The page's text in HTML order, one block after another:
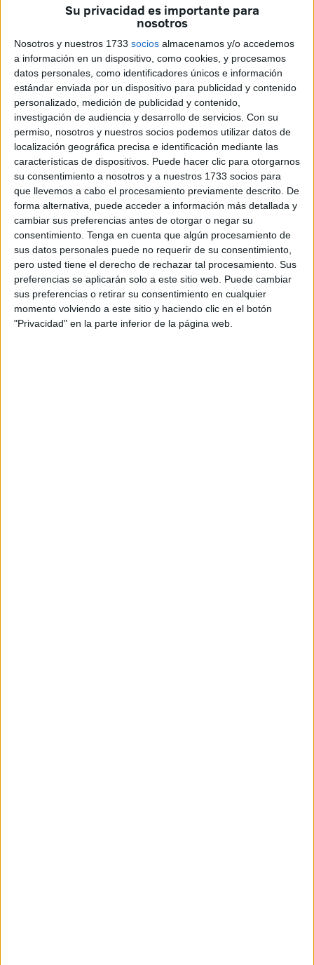
Su privacidad es importante para
nosotros
Nosotros y nuestros 1733 socios almacenamos y/o accedemos
a información en un dispositivo, como cookies, y procesamos
datos personales, como identificadores únicos e información
estándar enviada por un dispositivo para publicidad y contenido
personalizado, medición de publicidad y contenido,
investigación de audiencia y desarrollo de servicios. Con su
permiso, nosotros y nuestros socios podemos utilizar datos de
localización geográfica precisa e identificación mediante las
características de dispositivos. Puede hacer clic para otorgarnos
su consentimiento a nosotros y a nuestros 1733 socios para
que llevemos a cabo el procesamiento previamente descrito. De
forma alternativa, puede acceder a información más detallada y
cambiar sus preferencias antes de otorgar o negar su
consentimiento. Tenga en cuenta que algún procesamiento de
sus datos personales puede no requerir de su consentimiento,
pero usted tiene el derecho de rechazar tal procesamiento. Sus
preferencias se aplicarán solo a este sitio web. Puede cambiar
sus preferencias o retirar su consentimiento en cualquier
momento volviendo a este sitio y haciendo clic en el botón
"Privacidad" en la parte inferior de la página web.
su capacidad de entrega, sacrificio y voluntad de servicio a
España, siempre en extrema vanguardia y siempre
solicitando ocupar los puestos de mayor riesgo y fatiga, en
cumplimiento de los espíritus de su “Credo” base moral y
pilar fundamental de cohesión de todos los legionarios.
Por lo tanto, los ceutíes podemos decir con orgullo, que, a
nuestra tierra, le cabe el honor de ser “La Cuna de La
Legión”.
Realizada esta introducción, comenzaremos
especificando, la concesión del “ESCUDO DE ORO”, y el
solemne acto de la entrega en el marco incomparable de
la Plaza de África.
El Reglamento de Honores y
Distinciones de la Ilustre Cofradía
de Santa María de África